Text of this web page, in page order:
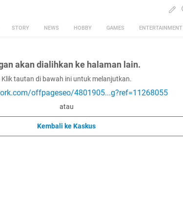
STORY NEWS HOBBY GAMES ENTERTAINMENT
akan dialihkan ke halaman lain.
Klik tautan di bawah ini untuk melanjutkan.
offpageseo/4801905...g?ref=11268055
atau
Kembali ke Kaskus